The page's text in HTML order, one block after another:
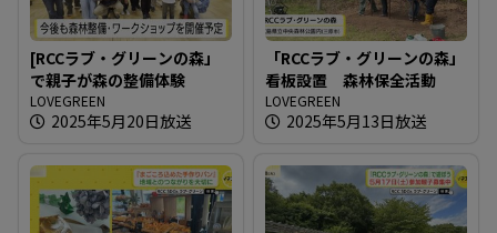
[RCCラブ・グリーンの森」
で親子が森の整備体験
LOVEGREEN
2025年5月20日放送
「RCCラブ・グリーンの森」
看板設置 森林保全活動
LOVEGREEN
2025年5月13日放送